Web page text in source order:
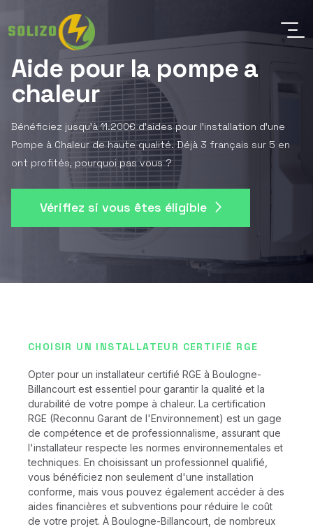
Aide pour la pompe a
chaleur
Bénéficiez jusqu'à 11.200€ d'aides pour l'installation d'une
Pompe à Chaleur de haute qualité. Déjà 3 français sur 5 en
ont profités, pourquoi pas vous ?
Vérifiez si vous êtes éligible
CHOISIR UN INSTALLATEUR CERTIFIÉ RGE
Opter pour un installateur certifié RGE à Boulogne-
Billancourt est essentiel pour garantir la qualité et la
durabilité de votre pompe à chaleur. La certification
RGE (Reconnu Garant de l'Environnement) est un gage
de compétence et de professionnalisme, assurant que
l'installateur respecte les normes environnementales et
techniques. En choisissant un professionnel qualifié,
vous bénéficiez non seulement d'une installation
conforme, mais vous pouvez également accéder à des
aides financières et subventions pour réduire le coût
de votre projet. À Boulogne-Billancourt, de nombreux